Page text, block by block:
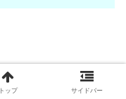
トップ サイドバー